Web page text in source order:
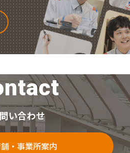
い合わせ
・事業所案内